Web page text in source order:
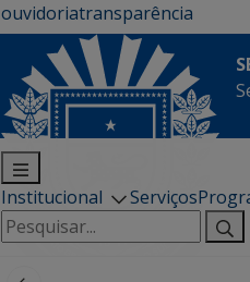
ouvidoriatransparência
Institucional Serviços
Pesquisar
por: